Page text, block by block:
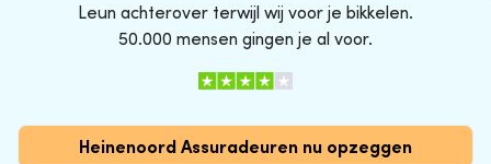
Leun achterover terwijl wij voor je bikkelen.
50.000 mensen gingen je al voor.
Heinenoord Assuradeuren nu opzeggen